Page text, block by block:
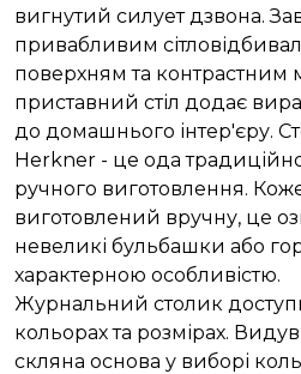
вигнутий силует дзвона.
привабливим
поверхням та контрастним
приставний стіл додає
до домашнього інтер'єру.
Herkner - це ода
ручного виготовлення.
виготовлений вручну, це
невеликі бульбашки або
характерною особливістю.
Журнальний столик
кольорах та розмірах.
скляна основа у виборі